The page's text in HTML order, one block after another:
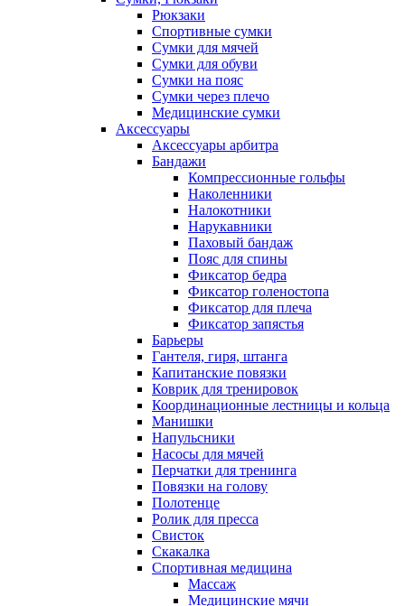
Рюкзаки
Спортивные сумки
Сумки для мячей
Сумки для обуви
Сумки на пояс
Сумки через плечо
Медицинские сумки
Аксессуары
Аксессуары арбитра
Бандажи
Компрессионные гольфы
Наколенники
Налокотники
Нарукавники
Паховый бандаж
Пояс для спины
Фиксатор бедра
Фиксатор голеностопа
Фиксатор для плеча
Фиксатор запястья
Барьеры
Гантеля, гиря, штанга
Капитанские повязки
Коврик для тренировок
Координационные лестницы и кольца
Манишки
Напульсники
Насосы для мячей
Перчатки для тренинга
Повязки на голову
Полотенце
Ролик для пресса
Свисток
Скакалка
Спортивная медицина
Массаж
Медицинские мячи